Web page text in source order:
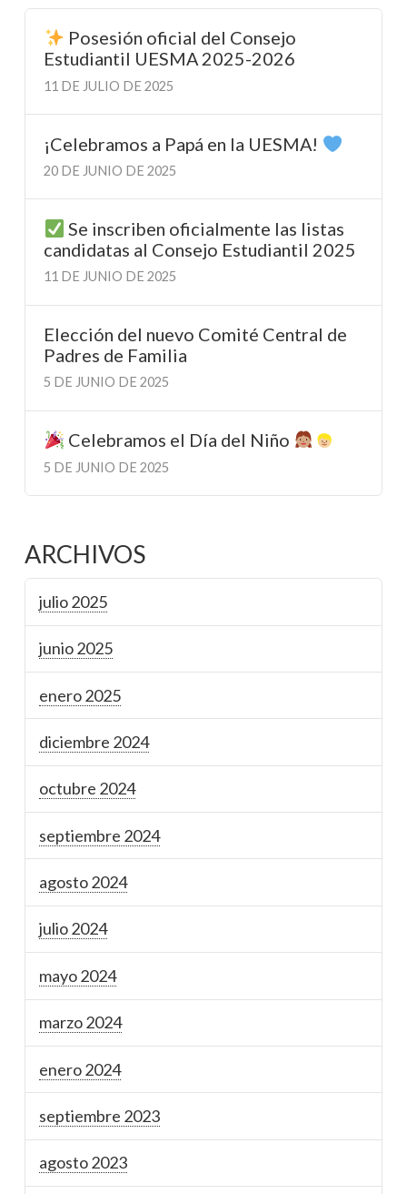
Posesión oficial del Consejo
Estudiantil UESMA 2025-2026
11 DE JULIO DE 2025
¡Celebramos a Papá en la UESMA!
20 DE JUNIO DE 2025
Se inscriben oficialmente las listas
candidatas al Consejo Estudiantil 2025
11 DE JUNIO DE 2025
Elección del nuevo Comité Central de
Padres de Familia
5 DE JUNIO DE 2025
Celebramos el Día del Niño
5 DE JUNIO DE 2025
ARCHIVOS
julio 2025
junio 2025
enero 2025
diciembre 2024
octubre 2024
septiembre 2024
agosto 2024
julio 2024
mayo 2024
marzo 2024
enero 2024
septiembre 2023
agosto 2023